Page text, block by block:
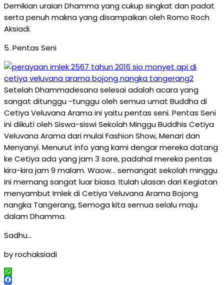
Demikian uraian Dhamma yang cukup singkat dan padat
serta penuh makna yang disampaikan oleh Romo Roch
Aksiadi.
5. Pentas Seni
Setelah Dhammadesana selesai adalah acara yang
sangat ditunggu -tunggu oleh semua umat Buddha di
Cetiya Veluvana Arama ini yaitu pentas seni. Pentas Seni
ini diikuti oleh Siswa-siswi Sekolah Minggu Buddhis Cetiya
Veluvana Arama dari mulai Fashion Show, Menari dan
Menyanyi. Menurut info yang kami dengar mereka datang
ke Cetiya ada yang jam 3 sore, padahal mereka pentas
kira-kira jam 9 malam. Waow… semangat sekolah minggu
ini memang sangat luar biasa. Itulah ulasan dari Kegiatan
menyambut Imlek di Cetiya Veluvana Arama Bojong
nangka Tangerang, Semoga kita semua selalu maju
dalam Dhamma.
Sadhu…
by rochaksiadi
WhatsApp